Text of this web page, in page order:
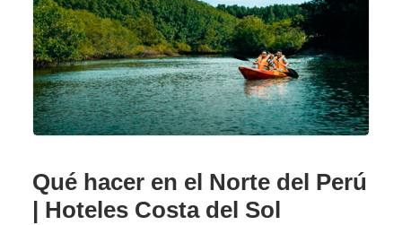
Qué hacer en el Norte del Perú
| Hoteles Costa del Sol